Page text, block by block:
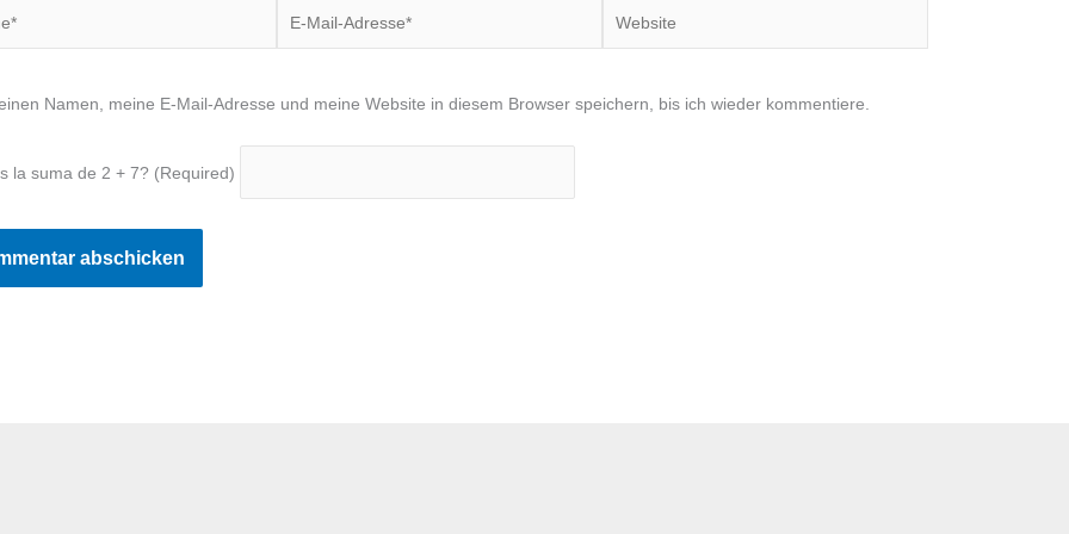
Mail-
Namen, meine E-Mail-Adresse und meine Website in diesem Browser speichern, bis ich wieder kommentiere.
la suma de 2 + 7? (Required)